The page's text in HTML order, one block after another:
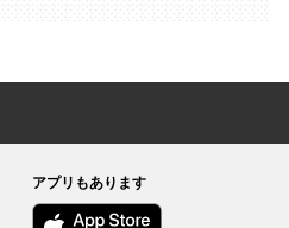
アプリもあります